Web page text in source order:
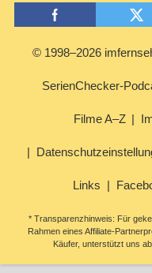
© 1998–2026
SerienChecker-
Filme A–Z
Links
* Transparenzhinweis: Für
Rahmen eines Affiliate-
Käufer, unterstützt uns